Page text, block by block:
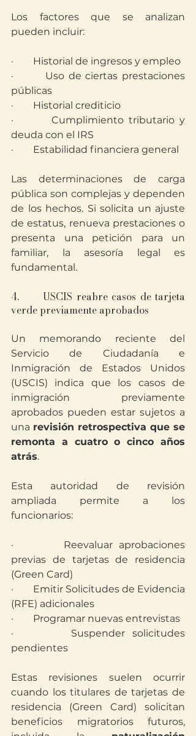
Los factores que se analizan
pueden incluir:
·        Historial de ingresos y empleo
·        Uso de ciertas prestaciones
públicas
·        Historial crediticio
·        Cumplimiento tributario y
deuda con el IRS
·        Estabilidad financiera general
Las determinaciones de carga
pública son complejas y dependen
de los hechos. Si solicita un ajuste
de estatus, renueva prestaciones o
presenta una petición para un
familiar, la asesoría legal es
fundamental.
4.      USCIS reabre casos de tarjeta
verde previamente aprobados
Un memorando reciente del
Servicio de Ciudadanía e
Inmigración de Estados Unidos
(USCIS) indica que los casos de
inmigración previamente
aprobados pueden estar sujetos a
una revisión retrospectiva que se
remonta a cuatro o cinco años
atrás.
Esta autoridad de revisión
ampliada permite a los
funcionarios:
·        Reevaluar aprobaciones
previas de tarjetas de residencia
(Green Card)
·        Emitir Solicitudes de Evidencia
(RFE) adicionales
·        Programar nuevas entrevistas
·        Suspender solicitudes
pendientes
Estas revisiones suelen ocurrir
cuando los titulares de tarjetas de
residencia (Green Card) solicitan
beneficios migratorios futuros,